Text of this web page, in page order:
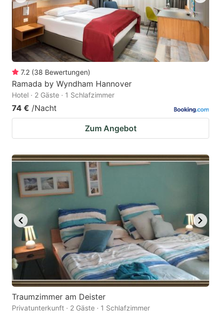
7.2 (38 Bewertungen)
Ramada by Wyndham Hannover
Hotel · 2 Gäste · 1 Schlafzimmer
74 € /Nacht
Zum Angebot
Traumzimmer am Deister
Privatunterkunft · 2 Gäste · 1 Schlafzimmer